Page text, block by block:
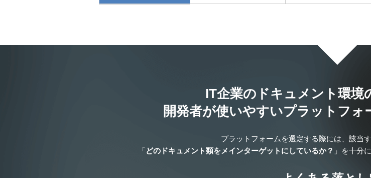
IT企業のドキュメント環境
開発者が使いやすいプラットフォ
プラットフォームを選定する際には、 該当
「どのドキュメント類をメインターゲットにしているか？ 」を十分